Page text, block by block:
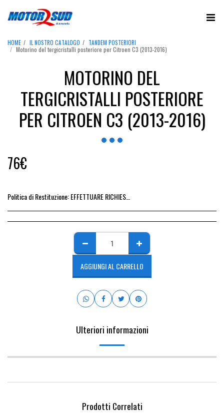
HOME IL NOSTRO CATALOGO
TANDEM POSTERIORI
Motorino del tergicristalli posteriore per Citroen C3 (2013-2016)
MOTORINO DEL
TERGICRISTALLI POSTERIORE
PER CITROEN C3 (2013-2016)
76€
Politica di Restituzione:EFFETTUARE RICHIESTA DI RESO ENTRO 14 GIORNI DALL&#039;ACQUISTO DEL RICAMBIO, IL RIMBORSO VIENE EMESSO ALLA CONSEGNA DEL RICAMBIO IN SEDE.
AGGIUNGI AL CARRELLO
Ulteriori informazioni
Prodotti Correlati